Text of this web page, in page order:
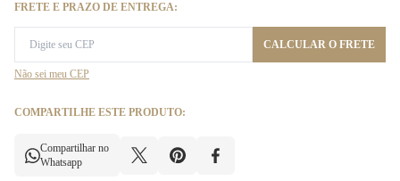
FRETE E PRAZO DE ENTREGA:
CALCULAR O FRETE
Não sei meu CEP
COMPARTILHE ESTE PRODUTO:
Compartilhar no
Whatsapp